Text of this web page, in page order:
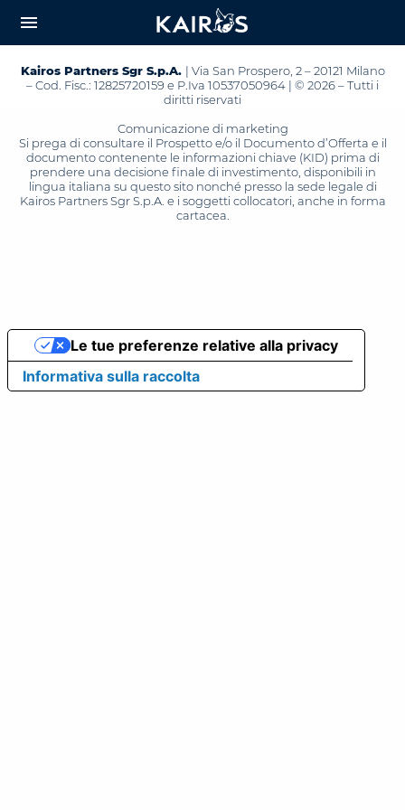
CONTENT
menu
Kairos Partners Sgr S.p.A. | Via San Prospero, 2 – 20121 Milano
– Cod. Fisc.: 12825720159 e P.Iva 10537050964 | © 2026 – Tutti i
diritti riservati
Comunicazione di marketing
Si prega di consultare il Prospetto e/o il Documento d’Offerta e il
documento contenente le informazioni chiave (KID) prima di
prendere una decisione finale di investimento, disponibili in
lingua italiana su questo sito nonché presso la sede legale di
Kairos Partners Sgr S.p.A. e i soggetti collocatori, anche in forma
cartacea.
Informativa sulla raccolta
Le tue preferenze relative alla privacy